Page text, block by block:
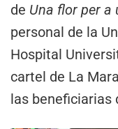
de Una flor per a
personal de la
Hospital
cartel de La
las beneficiarias